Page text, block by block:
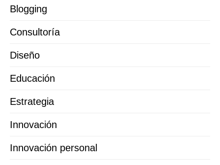
Blogging
Consultoría
Diseño
Educación
Estrategia
Innovación
Innovación personal